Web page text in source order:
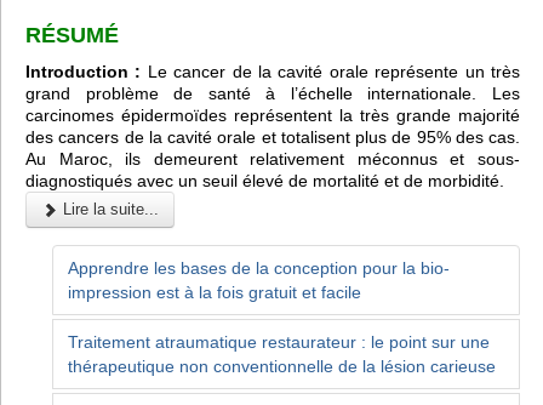
RÉSUMÉ
Introduction : Le cancer de la cavité orale représente un très
grand problème de santé à l’échelle internationale. Les
carcinomes épidermoïdes représentent la très grande majorité
des cancers de la cavité orale et totalisent plus de 95% des cas.
Au Maroc, ils demeurent relativement méconnus et sous-
diagnostiqués avec un seuil élevé de mortalité et de morbidité.
Lire la suite...
Apprendre les bases de la conception pour la bio-
impression est à la fois gratuit et facile
Traitement atraumatique restaurateur : le point sur une
thérapeutique non conventionnelle de la lésion carieuse